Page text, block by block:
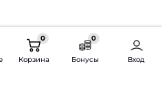
0
Корзина
0
Бонусы Вход
автозвука.
России и СНГ